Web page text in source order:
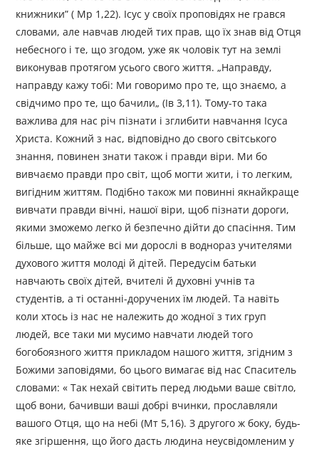
книжники” ( Mp 1,22). Ісус у своїх проповідях не грався
словами, але навчав людей тих прав, що їх знав від Отця
небесного і те, що згодом, уже як чоловік тут на землі
виконував протягом усього свого життя. „Направду,
направду кажу тобі: Ми говоримо про те, що знаємо, а
свідчимо про те, що бачили„ (Ів 3,11). Тому-то така
важлива для нас річ пізнати і зглибити навчання Ісуса
Христа. Кожний з нас, відповідно до свого світського
знання, повинен знати також і правди віри. Ми бо
вивчаємо правди про світ, щоб могти жити, і то легким,
вигідним життям. Подібно також ми повинні якнайкраще
вивчати правди вічні, нашої віри, щоб пізнати дороги,
якими зможемо легко й безпечно дійти до спасіння. Тим
більше, що майже всі ми дорослі в воднораз учителями
духового життя молоді й дітей. Передусім батьки
навчають своїх дітей, вчителі й духовні учнів та
студентів, а ті останні-доручених їм людей. Та навіть
коли хтось із нас не належить до жодної з тих груп
людей, все таки ми мусимо навчати людей того
богобоязного життя прикладом нашого життя, згідним з
Божими заповідями, бо цього вимагає від нас Спаситель
словами: « Так нехай світить перед людьми ваше світло,
щоб вони, бачивши ваші добрі вчинки, прославляли
вашого Отця, що на небі (Мт 5,16). З другого ж боку, будь-
яке згіршення, що його дасть людина неусвідомленим у